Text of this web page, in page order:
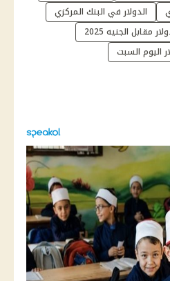
الدولار في البنك المركزي
مقابل الجنيه 2025
اليوم السبت